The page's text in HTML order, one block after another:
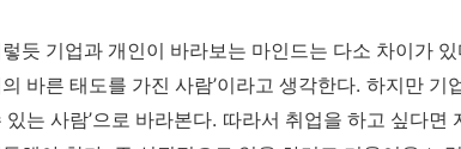
렇듯 기업과 개인이 바라보는 마인드는 다소 차이가 있
바른 태도를 가진 사람’이라고 생각한다. 하지만 기
있는 사람’으로 바라본다. 따라서 취업을 하고 싶다면